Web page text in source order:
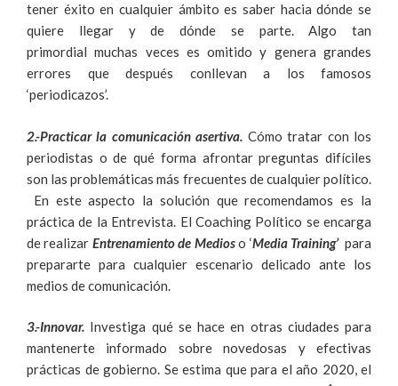
tener éxito en cualquier ámbito es saber hacia dónde se
quiere llegar y de dónde se parte. Algo tan
primordial muchas veces es omitido y genera grandes
errores que después conllevan a los famosos
‘periodicazos’.
2.-Practicar la comunicación asertiva. Cómo tratar con los
periodistas o de qué forma afrontar preguntas difíciles
son las problemáticas más frecuentes de cualquier político.
En este aspecto la solución que recomendamos es la
práctica de la Entrevista. El Coaching Político se encarga
de realizar Entrenamiento de Medioso ‘Media Training’para
prepararte para cualquier escenario delicado ante los
medios de comunicación.
3.-Innovar. Investiga qué se hace en otras ciudades para
mantenerte informado sobre novedosas y efectivas
prácticas de gobierno. Se estima que para el año 2020, el